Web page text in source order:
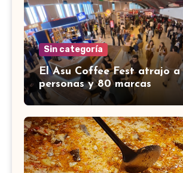
Sin categoría
El Asu Coffee Fest atrajo a
personas y 80 marcas